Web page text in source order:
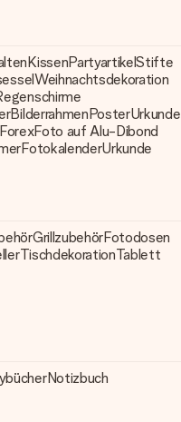
KissenPartyartikelStifte
Weihnachtsdekoration
BilderrahmenPosterUrkunde
Foto auf Alu-Dibond
FotokalenderUrkunde
GrillzubehörFotodosen
TischdekorationTablett
Notizbuch